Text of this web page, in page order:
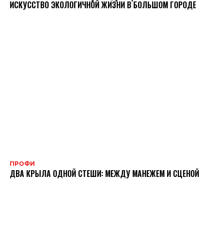
ИСКУССТВО ЭКОЛОГИЧНОЙ ЖИЗНИ В БОЛЬШОМ ГОРОДЕ
ПРОФИ
ДВА КРЫЛА ОДНОЙ СТЕШИ: МЕЖДУ МАНЕЖЕМ И СЦЕНОЙ